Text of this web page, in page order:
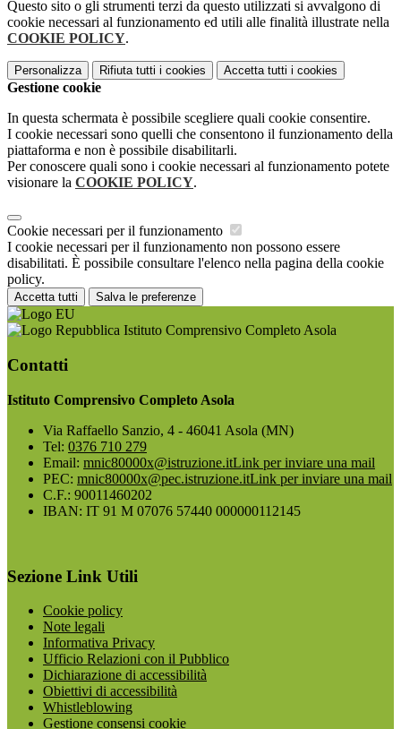
Questo sito o gli strumenti terzi da questo utilizzati si avvalgono di
cookie necessari al funzionamento ed utili alle finalità illustrate nella
COOKIE POLICY.
Personalizza Rifiuta tutti i cookies Accetta tutti i cookies
Gestione cookie
In questa schermata è possibile scegliere quali cookie consentire.
I cookie necessari sono quelli che consentono il funzionamento della
piattaforma e non è possibile disabilitarli.
Per conoscere quali sono i cookie necessari al funzionamento potete
visionare la COOKIE POLICY.
Cookie necessari per il funzionamento
I cookie necessari per il funzionamento non possono essere
disabilitati. È possibile consultare l'elenco nella pagina della cookie
policy.
Accetta tutti Salva le preferenze
Istituto Comprensivo Completo Asola
Contatti
Istituto Comprensivo Completo Asola
Via Raffaello Sanzio, 4 - 46041 Asola (MN)
Tel: 0376 710 279
Email: mnic80000x@istruzione.itLink per inviare una mail
PEC: mnic80000x@pec.istruzione.itLink per inviare una mail
C.F.: 90011460202
IBAN: IT 91 M 07076 57440 000000112145
Sezione Link Utili
Cookie policy
Note legali
Informativa Privacy
Ufficio Relazioni con il Pubblico
Dichiarazione di accessibilità
Obiettivi di accessibilità
Whistleblowing
Gestione consensi cookie